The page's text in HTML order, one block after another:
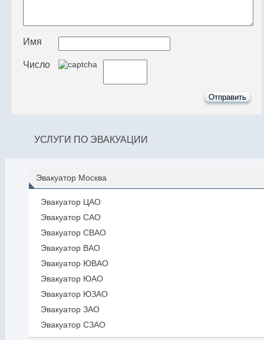
Имя
Число
УСЛУГИ ПО ЭВАКУАЦИИ
Эвакуатор Москва
Эвакуатор ЦАО
Эвакуатор САО
Эвакуатор СВАО
Эвакуатор ВАО
Эвакуатор ЮВАО
Эвакуатор ЮАО
Эвакуатор ЮЗАО
Эвакуатор ЗАО
Эвакуатор СЗАО